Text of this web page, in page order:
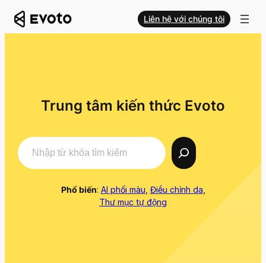
Liên hệ với chúng tôi
Trung tâm kiến thức Evoto
Search
Phổ biến: AI phối màu Điều chỉnh da
Thư mục tự động